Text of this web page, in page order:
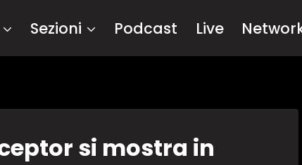
Sezioni Podcast Live
si mostra in